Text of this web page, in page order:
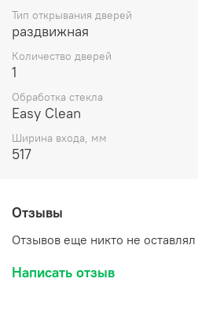
Тип открывания дверей
раздвижная
Количество дверей
1
Обработка стекла
Easy Clean
Ширина входа, мм
517
Отзывы
Отзывов еще никто не оставлял
Написать отзыв